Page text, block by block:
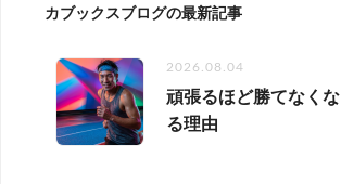
カブックスブログの最新記事
2026.08.04
頑張るほど勝てなくな
る理由